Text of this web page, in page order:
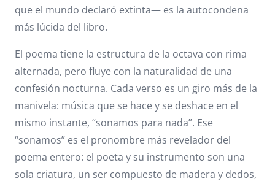
que el mundo declaró extinta— es la autocondena
más lúcida del libro.
El poema tiene la estructura de la octava con rima
alternada, pero fluye con la naturalidad de una
confesión nocturna. Cada verso es un giro más de la
manivela: música que se hace y se deshace en el
mismo instante, “sonamos para nada”. Ese
“sonamos” es el pronombre más revelador del
poema entero: el poeta y su instrumento son una
sola criatura, un ser compuesto de madera y dedos,